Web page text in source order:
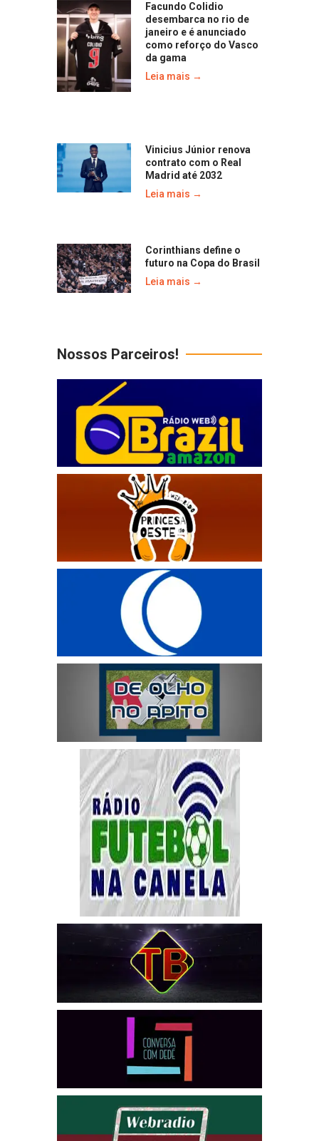
Facundo Colidio
desembarca no rio de
janeiro e é anunciado
como reforço do Vasco
da gama
Leia mais →
Vinicius Júnior renova
contrato com o Real
Madrid até 2032
Leia mais →
Corinthians define o
futuro na Copa do Brasil
Leia mais →
Nossos Parceiros!